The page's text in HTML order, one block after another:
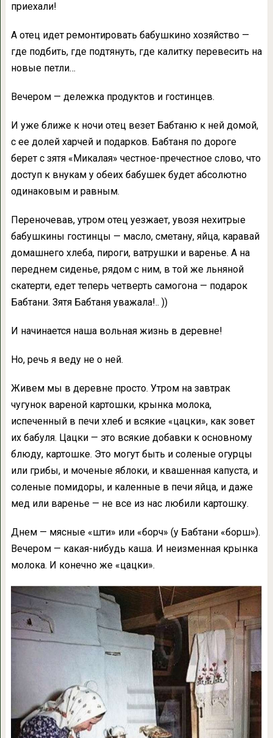
приехали!
А отец идет ремонтировать бабушкино хозяйство —
где подбить, где подтянуть, где калитку перевесить на
новые петли…
Вечером — дележка продуктов и гостинцев.
И уже ближе к ночи отец везет Бабтаню к ней домой,
с ее долей харчей и подарков. Бабтаня по дороге
берет с зятя «Микалая» честное-пречестное слово, что
доступ к внукам у обеих бабушек будет абсолютно
одинаковым и равным.
Переночевав, утром отец уезжает, увозя нехитрые
бабушкины гостинцы — масло, сметану, яйца, каравай
домашнего хлеба, пироги, ватрушки и варенье. А на
переднем сиденье, рядом с ним, в той же льняной
скатерти, едет теперь четверть самогона — подарок
Бабтани. Зятя Бабтаня уважала!.. ))
И начинается наша вольная жизнь в деревне!
Но, речь я веду не о ней.
Живем мы в деревне просто. Утром на завтрак
чугунок вареной картошки, крынка молока,
испеченный в печи хлеб и всякие «цацки», как зовет
их бабуля. Цацки — это всякие добавки к основному
блюду, картошке. Это могут быть и соленые огурцы
или грибы, и моченые яблоки, и квашенная капуста, и
соленые помидоры, и каленные в печи яйца, и даже
мед или варенье — не все из нас любили картошку.
Днем — мясные «шти» или «борч» (у Бабтани «борш»).
Вечером — какая-нибудь каша. И неизменная крынка
молока. И конечно же «цацки».